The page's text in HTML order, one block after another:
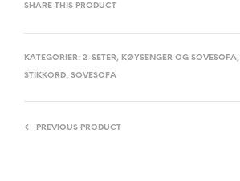
SHARE THIS PRODUCT
KATEGORIER: 2-SETER, KØYSENGER OG SOVESOFA,
STIKKORD: SOVESOFA
PREVIOUS PRODUCT